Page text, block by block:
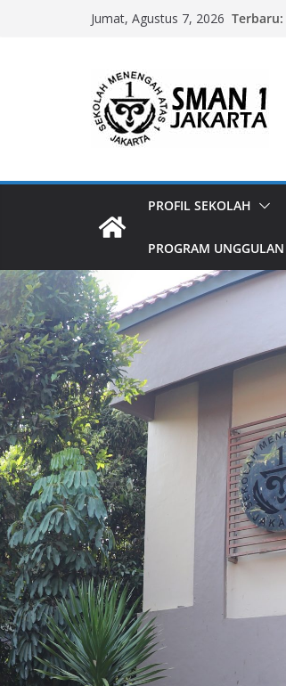
Jumat, Agustus 7, 2026 Terbaru:
PROFIL SEKOLAH
PROGRAM UNGGULAN